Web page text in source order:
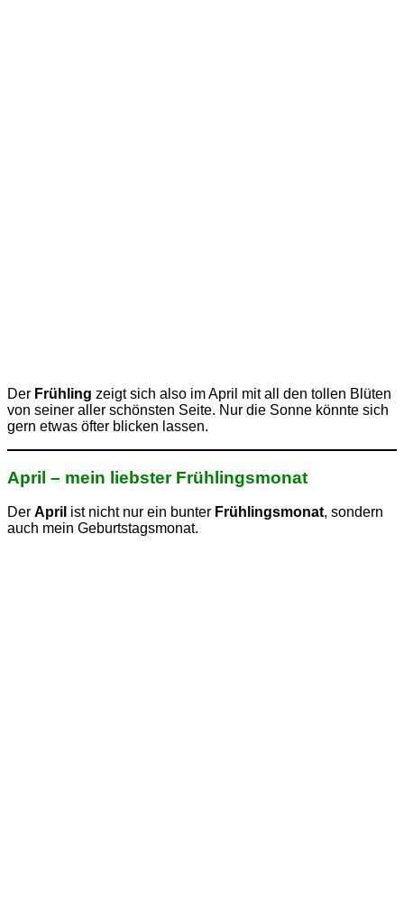
Der Frühling zeigt sich also im April mit all den tollen Blüten
von seiner aller schönsten Seite. Nur die Sonne könnte sich
gern etwas öfter blicken lassen.
April – mein liebster Frühlingsmonat
Der April ist nicht nur ein bunter Frühlingsmonat, sondern
auch mein Geburtstagsmonat.